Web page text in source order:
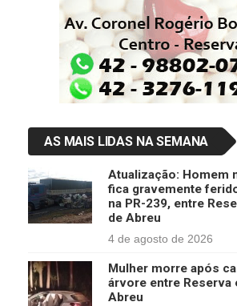
AS MAIS LIDAS NA SEMANA
Atualização: Homem
fica gravemente
na PR-239, entre
de Abreu
4 de agosto de 2026
Mulher morre após
árvore entre Reserva
Abreu